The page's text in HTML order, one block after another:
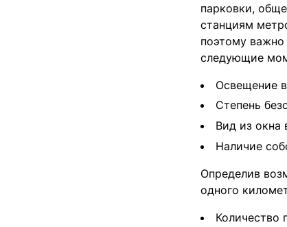
парковки,
станциям
поэтому важно
следующие
Освещение
Степень
Вид из окна
Наличие
Определив
одного